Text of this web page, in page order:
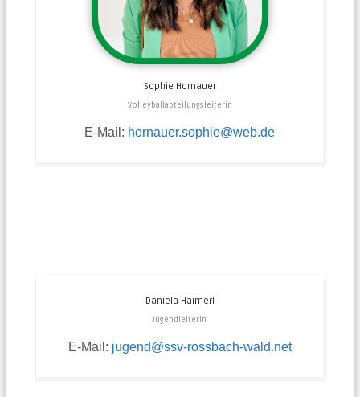
Sophie Hornauer
Volleyballabteilungsleiterin
E-Mail: hornauer.sophie@web.de
Daniela Haimerl
Jugendleiterin
E-Mail: jugend@ssv-rossbach-wald.net